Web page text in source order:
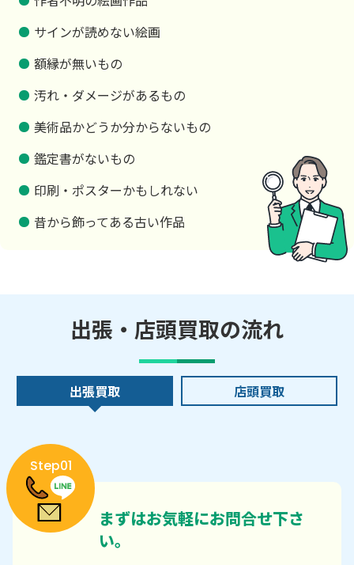
サインが読めない絵画
額縁が無いもの
汚れ・ダメージがあるもの
美術品かどうか分からないもの
鑑定書がないもの
印刷・ポスターかもしれない
昔から飾ってある古い作品
出張・店頭買取の流れ
出張買取 店頭買取
Step01
まずはお気軽にお問合せ下さ
い。